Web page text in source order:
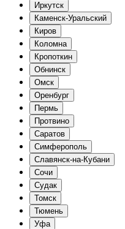
Иркутск
Каменск-Уральский
Киров
Коломна
Кропоткин
Обнинск
Омск
Оренбург
Пермь
Протвино
Саратов
Симферополь
Славянск-на-Кубани
Сочи
Судак
Томск
Тюмень
Уфа